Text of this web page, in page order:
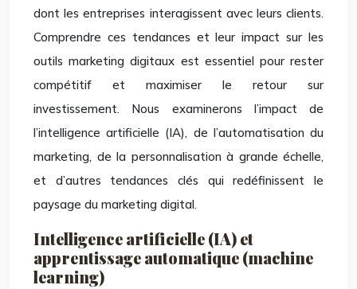
dont les entreprises interagissent avec leurs clients.
Comprendre ces tendances et leur impact sur les
outils marketing digitaux est essentiel pour rester
compétitif et maximiser le retour sur
investissement. Nous examinerons l’impact de
l’intelligence artificielle (IA), de l’automatisation du
marketing, de la personnalisation à grande échelle,
et d’autres tendances clés qui redéfinissent le
paysage du marketing digital.
Intelligence artificielle (IA) et
apprentissage automatique (machine
learning)